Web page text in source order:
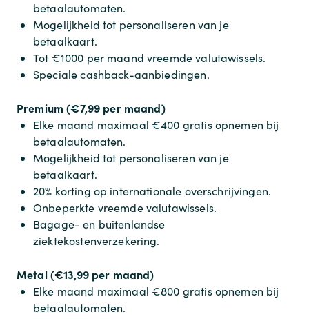
betaalautomaten.
Mogelijkheid tot personaliseren van je
betaalkaart.
Tot €1000 per maand vreemde valutawissels.
Speciale cashback-aanbiedingen.
Premium (€7,99 per maand)
Elke maand maximaal €400 gratis opnemen bij
betaalautomaten.
Mogelijkheid tot personaliseren van je
betaalkaart.
20% korting op internationale overschrijvingen.
Onbeperkte vreemde valutawissels.
Bagage- en buitenlandse
ziektekostenverzekering.
Metal (€13,99 per maand)
Elke maand maximaal €800 gratis opnemen bij
betaalautomaten.